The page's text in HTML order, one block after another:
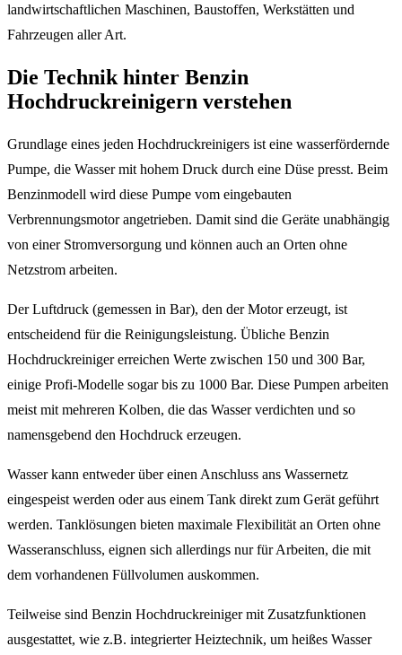
landwirtschaftlichen Maschinen, Baustoffen, Werkstätten und
Fahrzeugen aller Art.
Die Technik hinter Benzin
Hochdruckreinigern verstehen
Grundlage eines jeden Hochdruckreinigers ist eine wasserfördernde
Pumpe, die Wasser mit hohem Druck durch eine Düse presst. Beim
Benzinmodell wird diese Pumpe vom eingebauten
Verbrennungsmotor angetrieben. Damit sind die Geräte unabhängig
von einer Stromversorgung und können auch an Orten ohne
Netzstrom arbeiten.
Der Luftdruck (gemessen in Bar), den der Motor erzeugt, ist
entscheidend für die Reinigungsleistung. Übliche Benzin
Hochdruckreiniger erreichen Werte zwischen 150 und 300 Bar,
einige Profi-Modelle sogar bis zu 1000 Bar. Diese Pumpen arbeiten
meist mit mehreren Kolben, die das Wasser verdichten und so
namensgebend den Hochdruck erzeugen.
Wasser kann entweder über einen Anschluss ans Wassernetz
eingespeist werden oder aus einem Tank direkt zum Gerät geführt
werden. Tanklösungen bieten maximale Flexibilität an Orten ohne
Wasseranschluss, eignen sich allerdings nur für Arbeiten, die mit
dem vorhandenen Füllvolumen auskommen.
Teilweise sind Benzin Hochdruckreiniger mit Zusatzfunktionen
ausgestattet, wie z.B. integrierter Heiztechnik, um heißes Wasser